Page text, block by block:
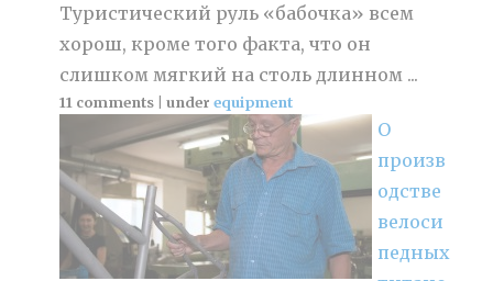
Туристический руль «бабочка» всем
хорош, кроме того факта, что он
слишком мягкий на столь длинном ...
11 comments |underequipment
О
произв
одстве
велоси
педных